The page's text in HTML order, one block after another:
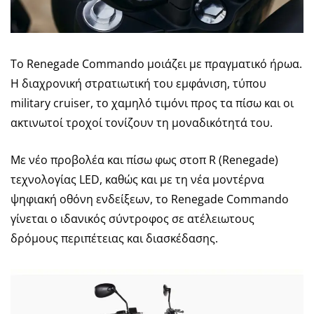
Tο Renegade Commando μοιάζει με πραγματικό ήρωα.
Η διαχρονική στρατιωτική του εμφάνιση, τύπου
military cruiser, το χαμηλό τιμόνι προς τα πίσω και οι
ακτινωτοί τροχοί τονίζουν τη μοναδικότητά του.
Με νέο προβολέα και πίσω φως στοπ R (Renegade)
τεχνολογίας LED, καθώς και με τη νέα μοντέρνα
ψηφιακή οθόνη ενδείξεων, το Renegade Commando
γίνεται ο ιδανικός σύντροφος σε ατέλειωτους
δρόμους περιπέτειας και διασκέδασης.